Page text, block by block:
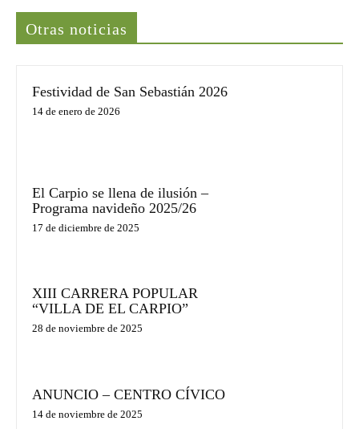
Otras noticias
Festividad de San Sebastián 2026
14 de enero de 2026
El Carpio se llena de ilusión –
Programa navideño 2025/26
17 de diciembre de 2025
XIII CARRERA POPULAR
“VILLA DE EL CARPIO”
28 de noviembre de 2025
ANUNCIO – CENTRO CÍVICO
14 de noviembre de 2025